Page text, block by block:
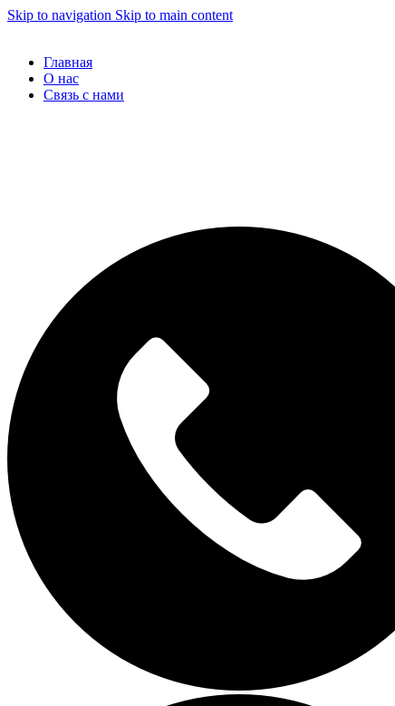
Skip to navigation Skip to main content
Главная
О нас
Связь с нами